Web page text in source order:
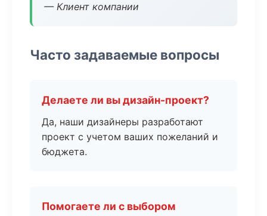
— Клиент компании
Часто задаваемые вопросы
Делаете ли вы дизайн-проект?
Да, наши дизайнеры разработают
проект с учетом ваших пожеланий и
бюджета.
Помогаете ли с выбором